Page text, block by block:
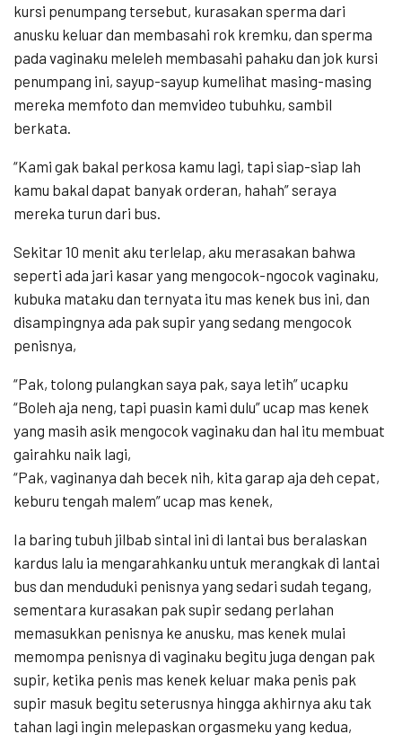
kursi penumpang tersebut, kurasakan sperma dari
anusku keluar dan membasahi rok kremku, dan sperma
pada vaginaku meleleh membasahi pahaku dan jok kursi
penumpang ini, sayup-sayup kumelihat masing-masing
mereka memfoto dan memvideo tubuhku, sambil
berkata.
“Kami gak bakal perkosa kamu lagi, tapi siap-siap lah
kamu bakal dapat banyak orderan, hahah” seraya
mereka turun dari bus.
Sekitar 10 menit aku terlelap, aku merasakan bahwa
seperti ada jari kasar yang mengocok-ngocok vaginaku,
kubuka mataku dan ternyata itu mas kenek bus ini, dan
disampingnya ada pak supir yang sedang mengocok
penisnya,
“Pak, tolong pulangkan saya pak, saya letih” ucapku
“Boleh aja neng, tapi puasin kami dulu” ucap mas kenek
yang masih asik mengocok vaginaku dan hal itu membuat
gairahku naik lagi,
“Pak, vaginanya dah becek nih, kita garap aja deh cepat,
keburu tengah malem” ucap mas kenek,
Ia baring tubuh jilbab sintal ini di lantai bus beralaskan
kardus lalu ia mengarahkanku untuk merangkak di lantai
bus dan menduduki penisnya yang sedari sudah tegang,
sementara kurasakan pak supir sedang perlahan
memasukkan penisnya ke anusku, mas kenek mulai
memompa penisnya di vaginaku begitu juga dengan pak
supir, ketika penis mas kenek keluar maka penis pak
supir masuk begitu seterusnya hingga akhirnya aku tak
tahan lagi ingin melepaskan orgasmeku yang kedua,